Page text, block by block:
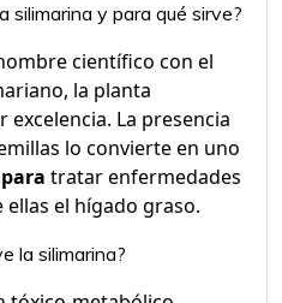
silimarina y para qué sirve?
científico con el
la planta
La presencia
lo convierte en uno
para tratar enfermedades
el hígado graso.
la silimarina?